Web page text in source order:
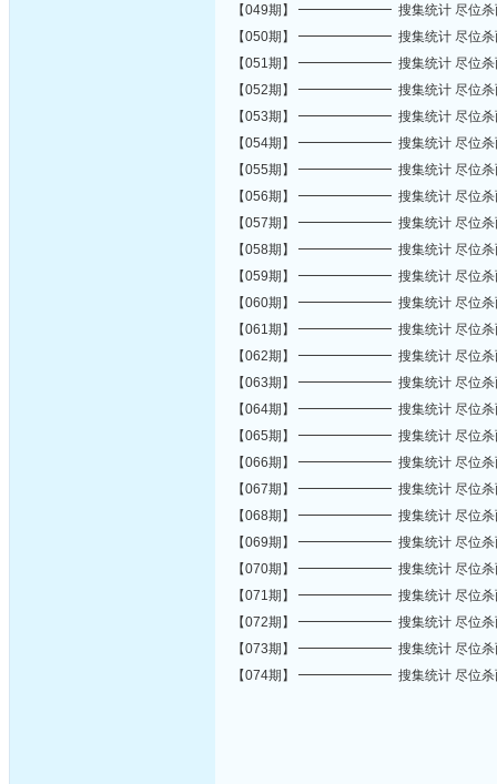
【049期】 ━━━━━━━ 搜集统计 尽
【050期】 ━━━━━━━ 搜集统计 尽
【051期】 ━━━━━━━ 搜集统计 尽
【052期】 ━━━━━━━ 搜集统计 尽
【053期】 ━━━━━━━ 搜集统计 尽
【054期】 ━━━━━━━ 搜集统计 尽
【055期】 ━━━━━━━ 搜集统计 尽
【056期】 ━━━━━━━ 搜集统计 尽
【057期】 ━━━━━━━ 搜集统计 尽
【058期】 ━━━━━━━ 搜集统计 尽
【059期】 ━━━━━━━ 搜集统计 尽
【060期】 ━━━━━━━ 搜集统计 尽
【061期】 ━━━━━━━ 搜集统计 尽
【062期】 ━━━━━━━ 搜集统计 尽
【063期】 ━━━━━━━ 搜集统计 尽
【064期】 ━━━━━━━ 搜集统计 尽
【065期】 ━━━━━━━ 搜集统计 尽
【066期】 ━━━━━━━ 搜集统计 尽
【067期】 ━━━━━━━ 搜集统计 尽
【068期】 ━━━━━━━ 搜集统计 尽
【069期】 ━━━━━━━ 搜集统计 尽
【070期】 ━━━━━━━ 搜集统计 尽
【071期】 ━━━━━━━ 搜集统计 尽
【072期】 ━━━━━━━ 搜集统计 尽
【073期】 ━━━━━━━ 搜集统计 尽
【074期】 ━━━━━━━ 搜集统计 尽